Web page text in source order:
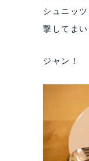
シュニッ
撃してまい
ジャン！